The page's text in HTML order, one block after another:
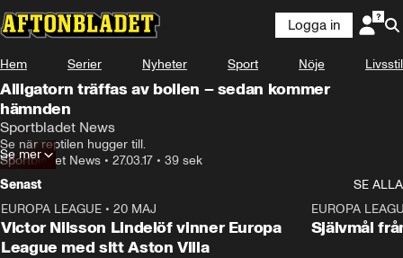
Logga in
Hem Serier Nyheter Sport Nöje Livsstil
Alligatorn träffas av bollen – sedan kommer
hämnden
Sportbladet News
Se när reptilen hugger till.
Sportbladet News • 27.03.17 • 39 sek
Se mer
Senast
SE ALLA
EUROPA LEAGUE • 20 MAJ
Victor Nilsson Lindelöf vinner Europa
League med sitt Aston Villa
EUROPA
Självmål